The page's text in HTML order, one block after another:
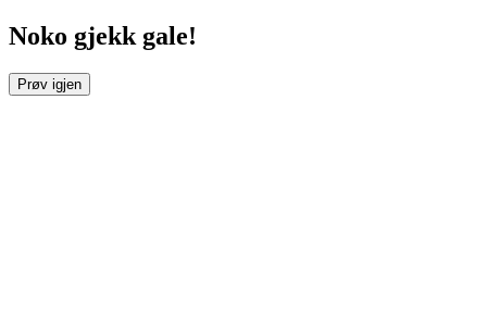
Noko gjekk gale!
Prøv igjen